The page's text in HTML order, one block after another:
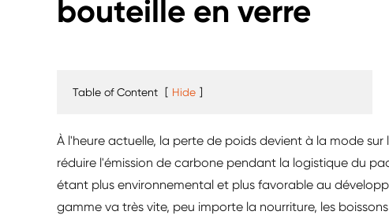
bouteille en verre
Table of Content [ Hide ]
À l'heure actuelle, la perte de poids devient à la mode
réduire l'émission de carbone pendant la logistique du
étant plus environnemental et plus favorable au
gamme va très vite, peu importe la nourriture, les